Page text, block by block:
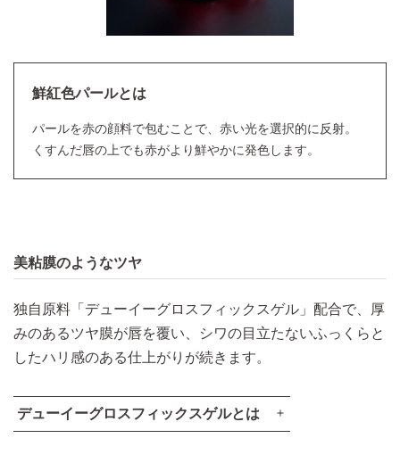
鮮紅色パールとは
パールを赤の顔料で包むことで、赤い光を選択的に反射。
くすんだ唇の上でも赤がより鮮やかに発色します。
美粘膜のようなツヤ
独自原料「デューイーグロスフィックスゲル」配合で、厚
みのあるツヤ膜が唇を覆い、シワの目立たないふっくらと
したハリ感のある仕上がりが続きます。​
デューイーグロスフィックスゲルとは